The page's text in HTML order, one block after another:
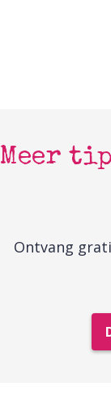
Meer
Ontvang